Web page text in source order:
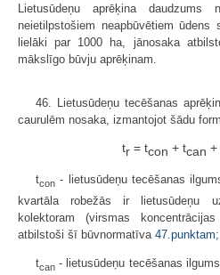
Lietusūdeņu aprēķina
neietilpstošiem neapbūvētiem
lielāki par 1000 ha, jānosaka
mākslīgo būvju aprēķinam.
46. Lietusūdeņu tecēšanas
caurulēm nosaka, izmantojot šādu
tr= tcon + tcan +
tcon - lietusūdeņu tecēšanas
kvartāla robežās ir lietusūdeņu
kolektoram (virsmas
atbilstoši šī būvnormatīva 47.punktam;
tcan - lietusūdeņu tecēšanas